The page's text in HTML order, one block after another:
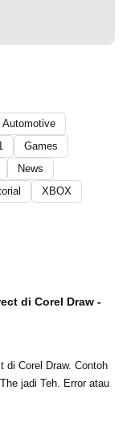
Automotive
Games
News
XBOX
di Corel Draw -
di Corel Draw. Contoh
jadi Teh. Error atau